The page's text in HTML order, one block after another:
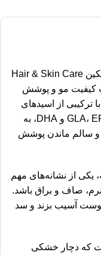
غذای پوچ گربه رویال کنین مدل هیر اند اسکین Hair & Skin Care
کیفیت مو و پوشش
از اسیدهای
چرب ضروری امگا ۳ و امگا ۶، از جمله GLA، EPA و DHA، به
سالم ماندن پوشش
از نشانه‌های مهم
صاف و براق باشد.
پوست آسیب بزند و سد
که دچار خشکی